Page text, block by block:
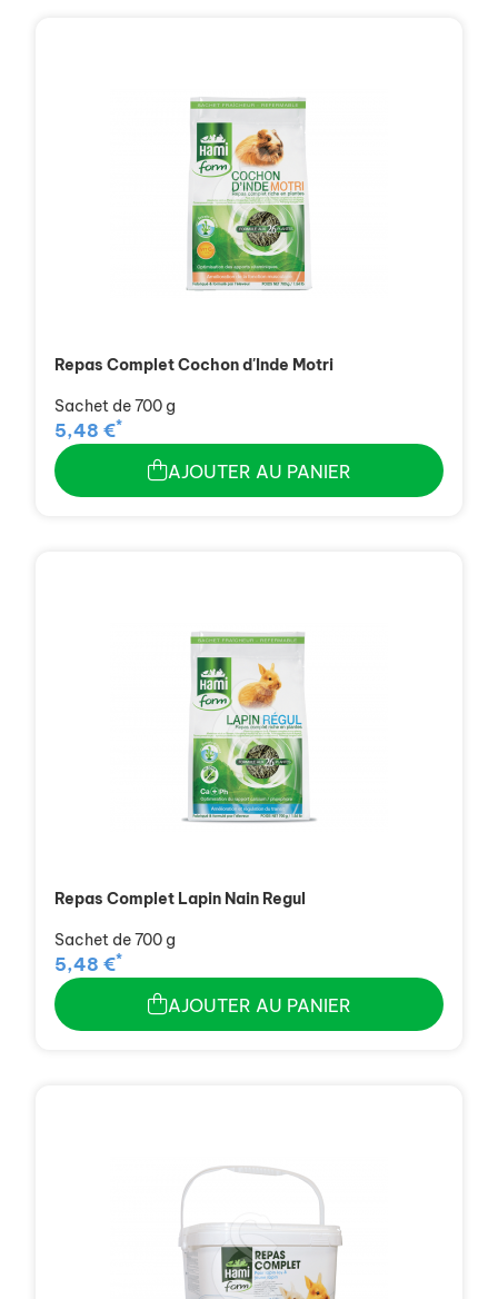
Repas Complet Cochon d'Inde Motri
Sachet de 700 g
5,48 €*
AJOUTER AU PANIER
Repas Complet Lapin Nain Regul
Sachet de 700 g
5,48 €*
AJOUTER AU PANIER